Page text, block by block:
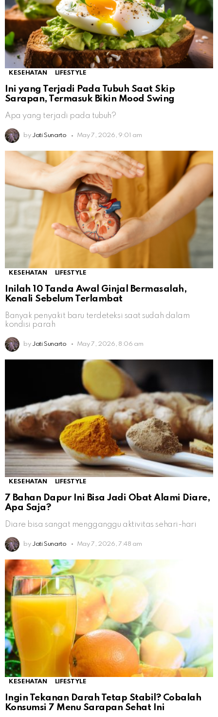
KESEHATAN LIFESTYLE
Ini yang Terjadi Pada Tubuh Saat Skip
Sarapan, Termasuk Bikin Mood Swing
Apa yang terjadi pada tubuh?
by Jati Sunarto May 7, 2026, 9:01 am
KESEHATAN LIFESTYLE
Inilah 10 Tanda Awal Ginjal Bermasalah,
Kenali Sebelum Terlambat
Banyak penyakit baru terdeteksi saat sudah dalam
kondisi parah
by Jati Sunarto May 7, 2026, 8:06 am
KESEHATAN LIFESTYLE
7 Bahan Dapur Ini Bisa Jadi Obat Alami Diare,
Apa Saja?
Diare bisa sangat mengganggu aktivitas sehari-hari
by Jati Sunarto May 7, 2026, 7:48 am
KESEHATAN LIFESTYLE
Ingin Tekanan Darah Tetap Stabil? Cobalah
Konsumsi 7 Menu Sarapan Sehat Ini